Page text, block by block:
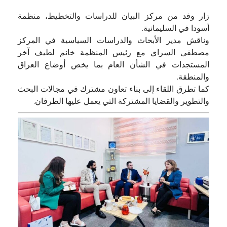
زار وفد من مركز البيان للدراسات والتخطيط، منظمة
أسودا في السليمانية.
وناقش مدير الأبحاث والدراسات السياسية في المركز
مصطفى السراي مع رئيس المنظمة خانم لطيف آخر
المستجدات في الشأن العام بما يخص أوضاع العراق
والمنطقة.
كما تطرق اللقاء إلى بناء تعاون مشترك في مجالات البحث
والتطوير والقضايا المشتركة التي يعمل عليها الطرفان.